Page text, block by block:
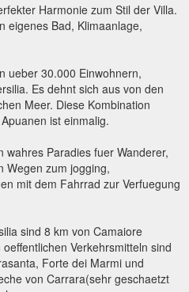
Harmonie zum Stil der Villa.
eigenes Bad, Klimaanlage,
ueber 30.000 Einwohnern,
Es dehnt sich aus von den
Meer. Diese Kombination
ist einmalig.
wahres Paradies fuer Wanderer,
Wegen zum jogging,
mit dem Fahrrad zur Verfuegung
sind 8 km von Camaiore
Verkehrsmitteln sind
Forte dei Marmi und
von Carrara(sehr geschaetzt